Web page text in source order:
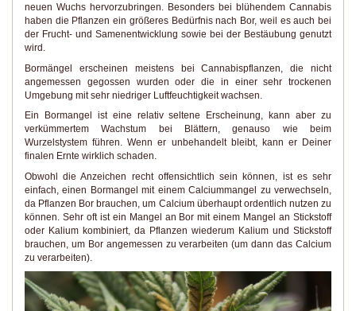
neuen Wuchs hervorzubringen. Besonders bei blühendem Cannabis
haben die Pflanzen ein größeres Bedürfnis nach Bor, weil es auch bei
der Frucht- und Samenentwicklung sowie bei der Bestäubung genutzt
wird.
Bormängel erscheinen meistens bei Cannabispflanzen, die nicht
angemessen gegossen wurden oder die in einer sehr trockenen
Umgebung mit sehr niedriger Luftfeuchtigkeit wachsen.
Ein Bormangel ist eine relativ seltene Erscheinung, kann aber zu
verkümmertem Wachstum bei Blättern, genauso wie beim
Wurzelstystem führen. Wenn er unbehandelt bleibt, kann er Deiner
finalen Ernte wirklich schaden.
Obwohl die Anzeichen recht offensichtlich sein können, ist es sehr
einfach, einen Bormangel mit einem Calciummangel zu verwechseln,
da Pflanzen Bor brauchen, um Calcium überhaupt ordentlich nutzen zu
können. Sehr oft ist ein Mangel an Bor mit einem Mangel an Stickstoff
oder Kalium kombiniert, da Pflanzen wiederum Kalium und Stickstoff
brauchen, um Bor angemessen zu verarbeiten (um dann das Calcium
zu verarbeiten).